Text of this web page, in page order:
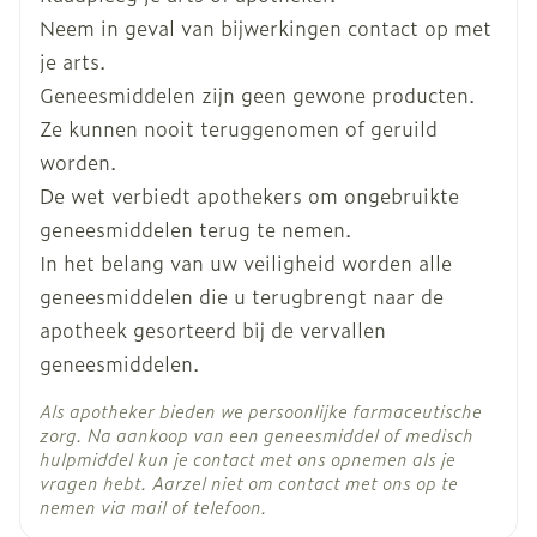
allergische reactie - de tekenen kunnen een
zwelling van het gelaat, de lippen, de tong of
een zwelling in de keel inhouden wat een
moeilijke ademhaling veroorzaakt
gele verkleuring van de huid of het wit van de
ogen (geelzucht) of een verhoging van de
leverenzymen kunnen tekenen zijn van een
leverontsteking (hepatitis).
Ernstige huiduitslag met roodheid, vervelling
en zwelling die eruit ziet als een brandwonde
Longproblemen op lange termijn
Hoeveelheid
Verpakking
30
Actieve
Ingrediënten
fenofibraat (nanopartikels)
Behoud
Kamertemperatuur (15°C -
25°C)
Neem in geval van bijwerkingen contact op met
je arts.
Geneesmiddelen zijn geen gewone producten.
Ze kunnen nooit teruggenomen of geruild
worden.
De wet verbiedt apothekers om ongebruikte
geneesmiddelen terug te nemen.
In het belang van uw veiligheid worden alle
geneesmiddelen die u terugbrengt naar de
apotheek gesorteerd bij de vervallen
geneesmiddelen.
Als apotheker bieden we persoonlijke farmaceutische
zorg. Na aankoop van een geneesmiddel of medisch
hulpmiddel kun je contact met ons opnemen als je
vragen hebt. Aarzel niet om contact met ons op te
nemen via mail of telefoon.